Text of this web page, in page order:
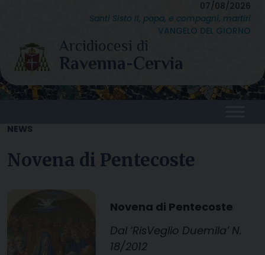
content
07/08/2026
Santi Sisto II, papa, e compagni, martiri
VANGELO DEL GIORNO
NEWS
Novena di Pentecoste
Novena di Pentecoste
Dal ‘RisVeglio Duemila’ N.
18/2012